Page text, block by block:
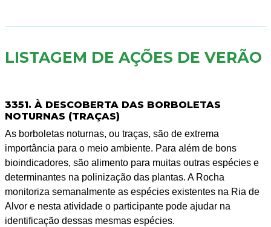
LISTAGEM DE AÇÕES DE VERÃO
3351. À DESCOBERTA DAS BORBOLETAS
NOTURNAS (TRAÇAS)
As borboletas noturnas, ou traças, são de extrema
importância para o meio ambiente. Para além de bons
bioindicadores, são alimento para muitas outras espécies e
determinantes na polinização das plantas. A Rocha
monitoriza semanalmente as espécies existentes na Ria de
Alvor e nesta atividade o participante pode ajudar na
identificação dessas mesmas espécies.